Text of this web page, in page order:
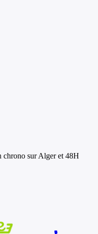
chrono sur Alger et 48H